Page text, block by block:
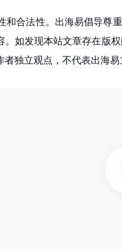
合法性。出海易倡导尊
如发现本站文章存在版
独立观点，不代表出海易